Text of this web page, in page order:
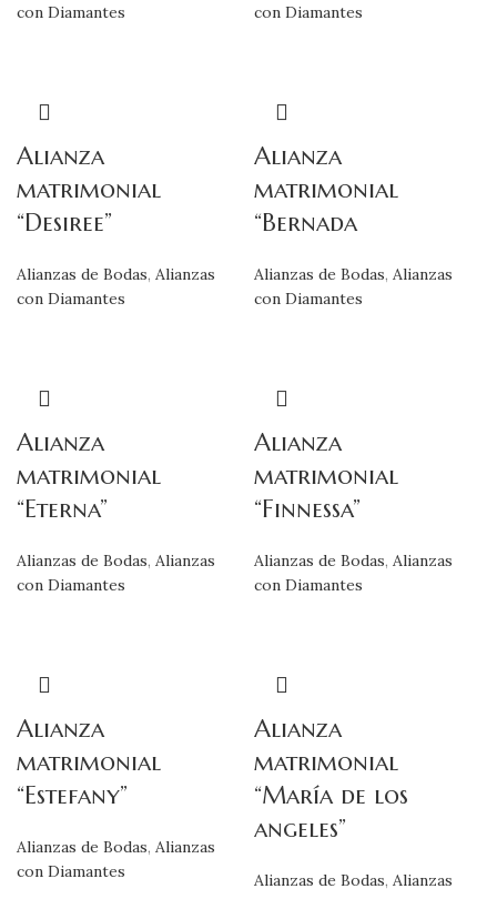
con Diamantes
con Diamantes
Alianza
matrimonial
“Desiree”
Alianzas de Bodas, Alianzas
con Diamantes
Alianza
matrimonial
“Bernada
Alianzas de Bodas, Alianzas
con Diamantes
Alianza
matrimonial
“Eterna”
Alianzas de Bodas, Alianzas
con Diamantes
Alianza
matrimonial
“Finnessa”
Alianzas de Bodas, Alianzas
con Diamantes
Alianza
matrimonial
“Estefany”
Alianzas de Bodas, Alianzas
con Diamantes
Alianza
matrimonial
“María de los
angeles”
Alianzas de Bodas, Alianzas